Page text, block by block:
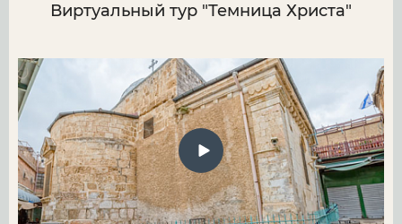
Виртуальный тур "Темница Христа"